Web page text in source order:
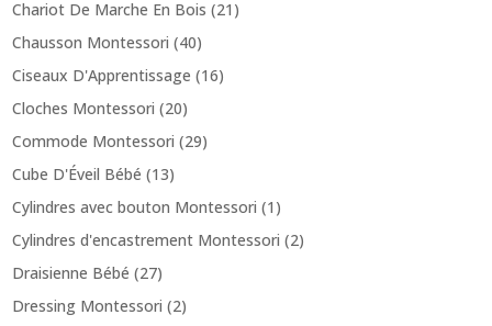
Chariot De Marche En Bois (21)
Chausson Montessori (40)
Ciseaux D'Apprentissage (16)
Cloches Montessori (20)
Commode Montessori (29)
Cube D'Éveil Bébé (13)
Cylindres avec bouton Montessori (1)
Cylindres d'encastrement Montessori (2)
Draisienne Bébé (27)
Dressing Montessori (2)